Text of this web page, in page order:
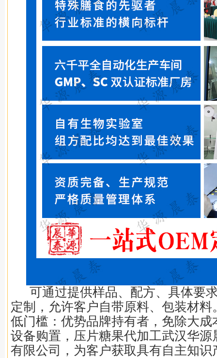
可通过提供样品、配方、具体要
定制，允许客户自带原料、包装材
低门槛：优势品牌持有者，免除大成
设备购置，压片糖果代加工武汉华源
有限公司，为客户获取具有自主知识